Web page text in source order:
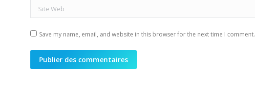
Site Web
Save my name, email, and website in this browser for the next time I comment.
Publier des commentaires